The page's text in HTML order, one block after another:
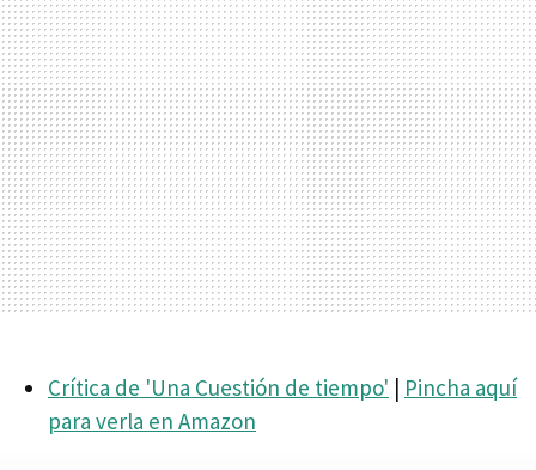
Crítica de 'Una Cuestión de tiempo'
Pincha aquí
para verla en Amazon